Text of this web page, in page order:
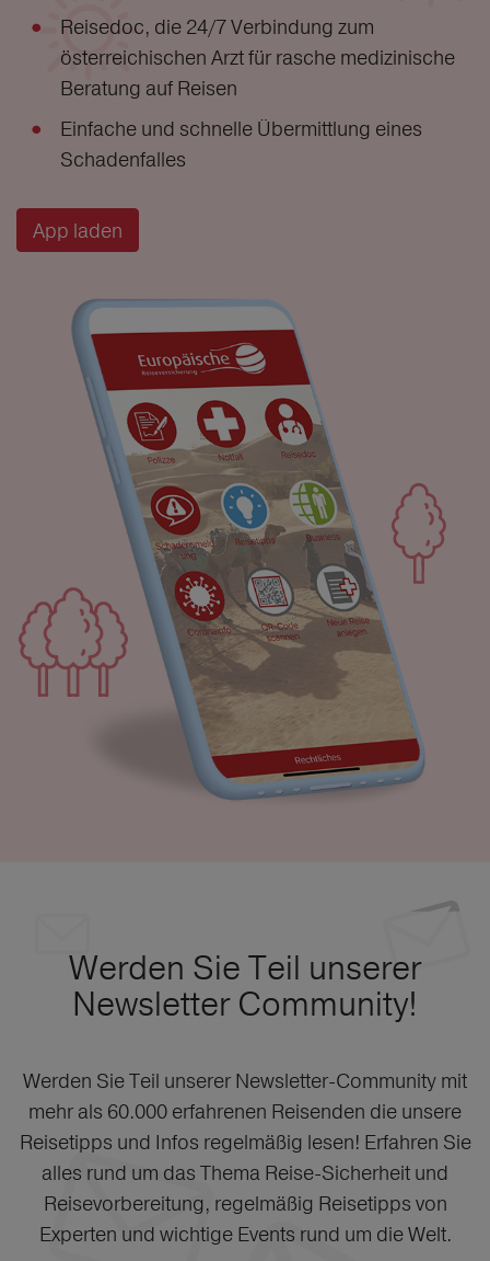
Reisedoc, die 24/7 Verbindung zum
österreichischen Arzt für rasche medizinische
Beratung auf Reisen
Einfache und schnelle Übermittlung eines
Schadenfalles
App laden
Werden Sie Teil unserer
Newsletter Community!
Werden Sie Teil unserer Newsletter-Community mit
mehr als 60.000 erfahrenen Reisenden die unsere
Reisetipps und Infos regelmäßig lesen! Erfahren Sie
alles rund um das Thema Reise-Sicherheit und
Reisevorbereitung, regelmäßig Reisetipps von
Experten und wichtige Events rund um die Welt.